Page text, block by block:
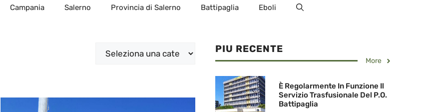
Campania Salerno Provincia di Salerno Battipaglia Eboli
Categorie PIU RECENTE
More
È Regolarmente In Funzione Il
Servizio Trasfusionale Del P.O.
Battipaglia